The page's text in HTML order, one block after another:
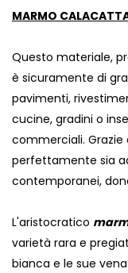
MARMO
Questo materiale,
è sicuramente di
pavimenti,
cucine, gradini o
commerciali. Grazie
perfettamente sia
contemporanei,
L'aristocratico
varietà rara e
bianca e le sue